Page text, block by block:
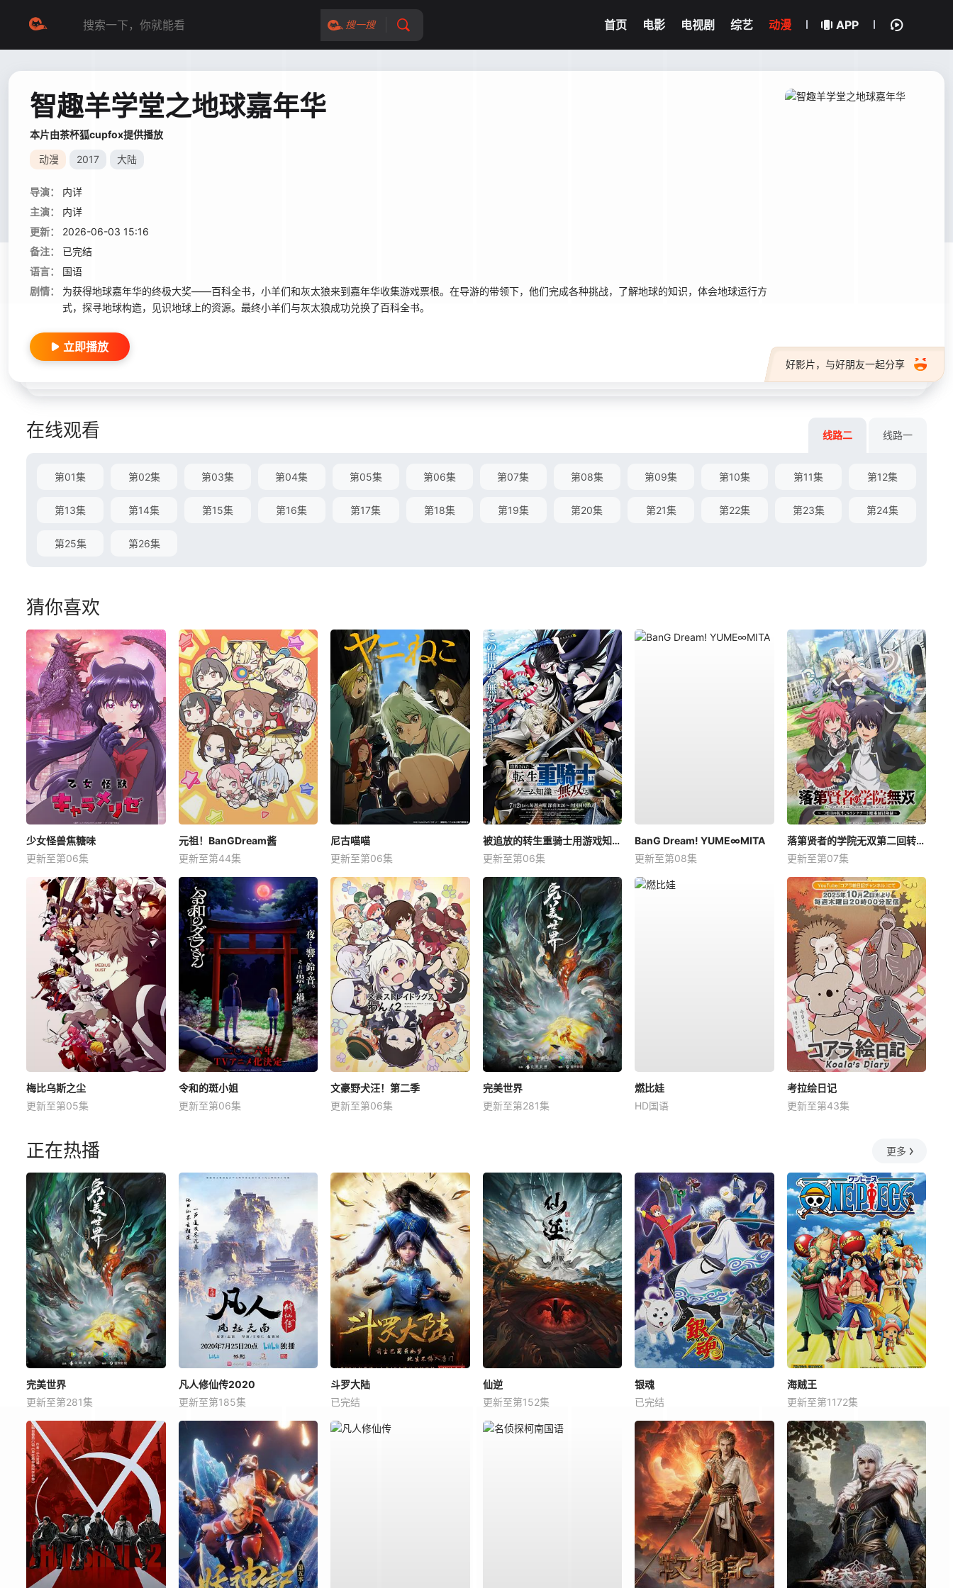
搜一搜 首页 电影 电视剧 综艺 动漫 APP
智趣羊学堂之地球嘉年华
本片由茶杯狐cupfox提供播放
动漫 2017 大陆
导演：
内详
主演：
内详
更新：
2026-06-03 15:16
备注：
已完结
语言：
国语
剧情：
为获得地球嘉年华的终极大奖——百科全书，小羊们和灰太狼来到嘉年华收集游戏票根。在导游的带领下，他们完成各种挑战，了解地球的知识，体会地球运行方
式，探寻地球构造，见识地球上的资源。最终小羊们与灰太狼成功兑换了百科全书。
好影片，与好朋友一起分享
立即播放
在线观看 线路二 线路一
第01集 第02集 第03集 第04集 第05集 第06集 第07集 第08集 第09集 第10集 第11集 第12集
第13集 第14集 第15集 第16集 第17集 第18集 第19集 第20集 第21集 第22集 第23集 第24集
第25集 第26集
猜你喜欢
少女怪兽焦糖味
更新至第06集
元祖！BanGDream酱
更新至第44集
尼古喵喵
更新至第06集
被追放的转生重骑士用游戏知识开无双
更新至第06集
BanG Dream! YUME∞MITA
更新至第08集
落第贤者的学院无双第二回转生，S等级作弊魔术师冒险记
更新至第07集
梅比乌斯之尘
更新至第05集
令和的斑小姐
更新至第06集
文豪野犬汪！第二季
更新至第06集
完美世界
更新至第281集
燃比娃
HD国语
考拉绘日记
更新至第43集
正在热播 更多
完美世界
更新至第281集
凡人修仙传2020
更新至第185集
斗罗大陆
已完结
仙逆
更新至第152集
银魂
已完结
海贼王
更新至第1172集